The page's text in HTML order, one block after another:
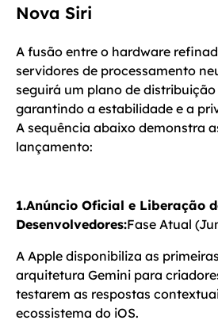
Nova Siri
A fusão entre o hardware
servidores de processamento
seguirá um plano de distribuição
garantindo a estabilidade e a
A sequência abaixo demonstra
lançamento:
1.Anúncio Oficial e Liberação
Desenvolvedores:Fase Atual
A Apple disponibiliza as
arquitetura Gemini para
testarem as respostas
ecossistema do iOS.